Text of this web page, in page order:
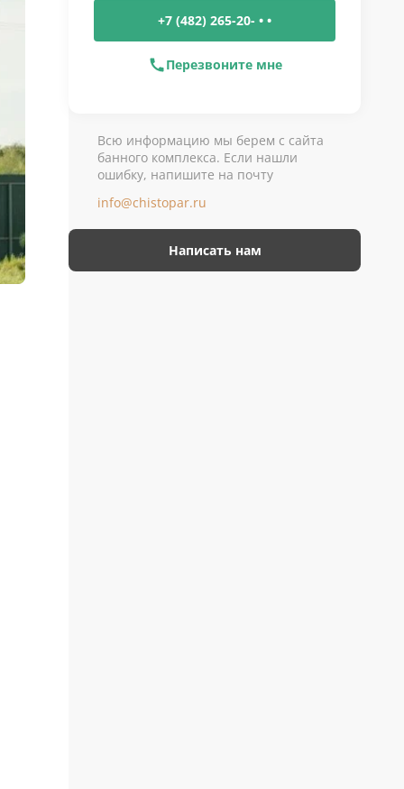
+7 (482) 265-20- • •
Перезвоните мне
Всю информацию мы берем с сайта
банного комплекса. Если нашли
ошибку, напишите на почту
info@chistopar.ru
Написать нам